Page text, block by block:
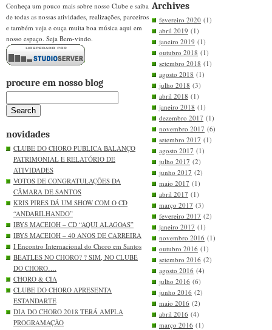
Conheça um pouco mais sobre nosso Clube e saiba
de todas as nossas atividades, realizações, parceiros
e também veja e ouça muita boa música aqui em
nosso espaço. Seja Bem-vindo.
procure em nosso blog
novidades
CLUBE DO CHORO PUBLICA BALANÇO
PATRIMONIAL E RELATÓRIO DE
ATIVIDADES
VOTOS DE CONGRATULAÇÕES DA
CÂMARA DE SANTOS
KRIS PIRES DÁ UM SHOW COM O CD
“ANDARILHANDO”
IBYS MACEIOH – CD “AQUI ALAGOAS”
IBYS MACEIOH – 40 ANOS DE CARREIRA
I Encontro Internacional do Choro em Santos
BEATLES NO CHORO? ? SIM, NO CLUBE
DO CHORO….
CHORO & CIA
CLUBE DO CHORO APRESENTA
ESTANDARTE
DIA DO CHORO 2018 TERÁ AMPLA
PROGRAMAÇÃO
Archives
fevereiro 2020 (1)
abril 2019 (1)
janeiro 2019 (1)
outubro 2018 (1)
setembro 2018 (1)
agosto 2018 (1)
julho 2018 (3)
abril 2018 (1)
janeiro 2018 (1)
dezembro 2017 (1)
novembro 2017 (6)
setembro 2017 (1)
agosto 2017 (1)
julho 2017 (2)
junho 2017 (2)
maio 2017 (1)
abril 2017 (1)
março 2017 (3)
fevereiro 2017 (2)
janeiro 2017 (1)
novembro 2016 (1)
outubro 2016 (1)
setembro 2016 (2)
agosto 2016 (4)
julho 2016 (6)
junho 2016 (2)
maio 2016 (2)
abril 2016 (4)
março 2016 (1)